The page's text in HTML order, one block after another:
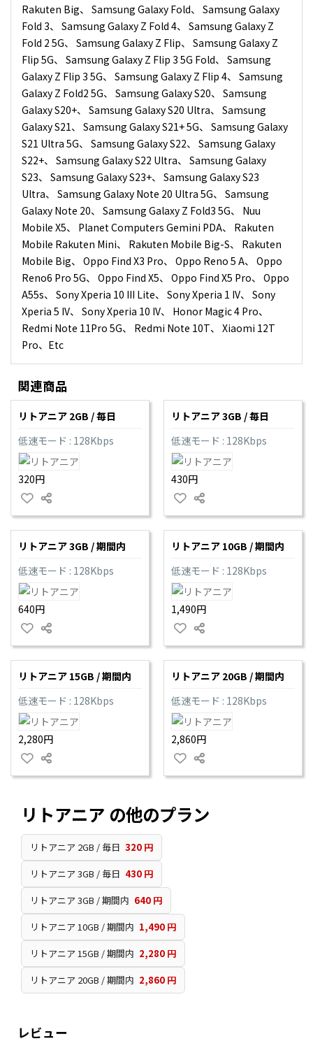
Rakuten Big、 Samsung Galaxy Fold、 Samsung Galaxy
Fold 3、 Samsung Galaxy Z Fold 4、 Samsung Galaxy Z
Fold 2 5G、 Samsung Galaxy Z Flip、 Samsung Galaxy Z
Flip 5G、 Samsung Galaxy Z Flip 3 5G Fold、 Samsung
Galaxy Z Flip 3 5G、 Samsung Galaxy Z Flip 4、 Samsung
Galaxy Z Fold2 5G、 Samsung Galaxy S20、 Samsung
Galaxy S20+、 Samsung Galaxy S20 Ultra、 Samsung
Galaxy S21、 Samsung Galaxy S21+ 5G、 Samsung Galaxy
S21 Ultra 5G、 Samsung Galaxy S22、 Samsung Galaxy
S22+、 Samsung Galaxy S22 Ultra、 Samsung Galaxy
S23、 Samsung Galaxy S23+、 Samsung Galaxy S23
Ultra、 Samsung Galaxy Note 20 Ultra 5G、 Samsung
Galaxy Note 20、 Samsung Galaxy Z Fold3 5G、 Nuu
Mobile X5、 Planet Computers Gemini PDA、 Rakuten
Mobile Rakuten Mini、 Rakuten Mobile Big-S、 Rakuten
Mobile Big、 Oppo Find X3 Pro、 Oppo Reno 5 A、 Oppo
Reno6 Pro 5G、 Oppo Find X5、 Oppo Find X5 Pro、 Oppo
A55s、 Sony Xperia 10 III Lite、 Sony Xperia 1 IV、 Sony
Xperia 5 IV、 Sony Xperia 10 IV、 Honor Magic 4 Pro、
Redmi Note 11Pro 5G、 Redmi Note 10T、 Xiaomi 12T
Pro、Etc
関連商品
リトアニア 2GB / 毎日
低速モード : 128Kbps
320円
リトアニア 3GB / 毎日
低速モード : 128Kbps
430円
リトアニア 3GB / 期間内
低速モード : 128Kbps
640円
リトアニア 10GB / 期間内
低速モード : 128Kbps
1,490円
リトアニア 15GB / 期間内
低速モード : 128Kbps
2,280円
リトアニア 20GB / 期間内
低速モード : 128Kbps
2,860円
リトアニア の他のプラン
リトアニア 2GB / 毎日 320 円
リトアニア 3GB / 毎日 430 円
リトアニア 3GB / 期間内 640 円
リトアニア 10GB / 期間内 1,490 円
リトアニア 15GB / 期間内 2,280 円
リトアニア 20GB / 期間内 2,860 円
レビュー